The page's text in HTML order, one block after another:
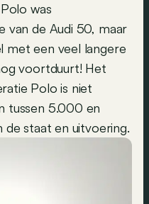
was
van de Audi 50, maar
met een veel langere
voortduurt! Het
Polo is niet
tussen 5.000 en
de staat en uitvoering.